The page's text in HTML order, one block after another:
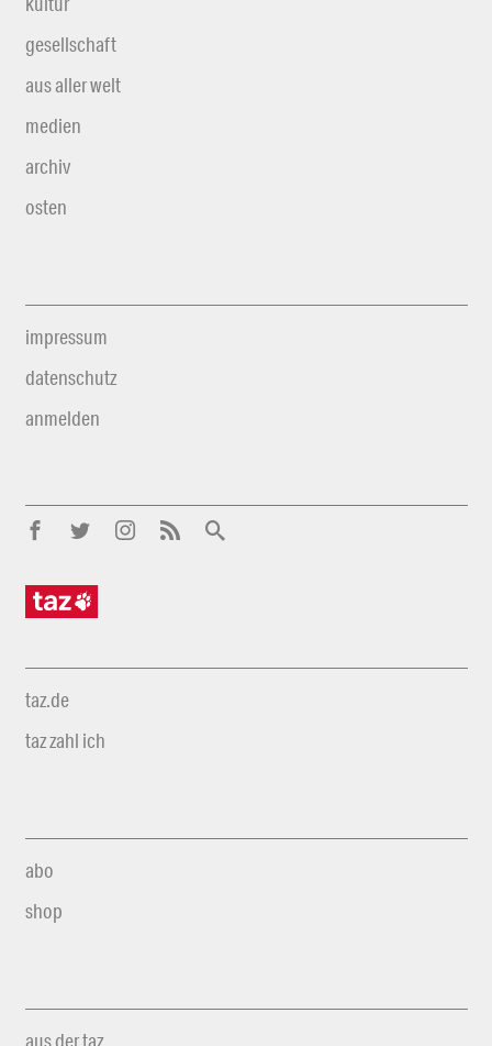
gesellschaft
aus aller welt
medien
archiv
osten
impressum
datenschutz
anmelden
taz.de
taz zahl ich
abo
shop
aus der taz